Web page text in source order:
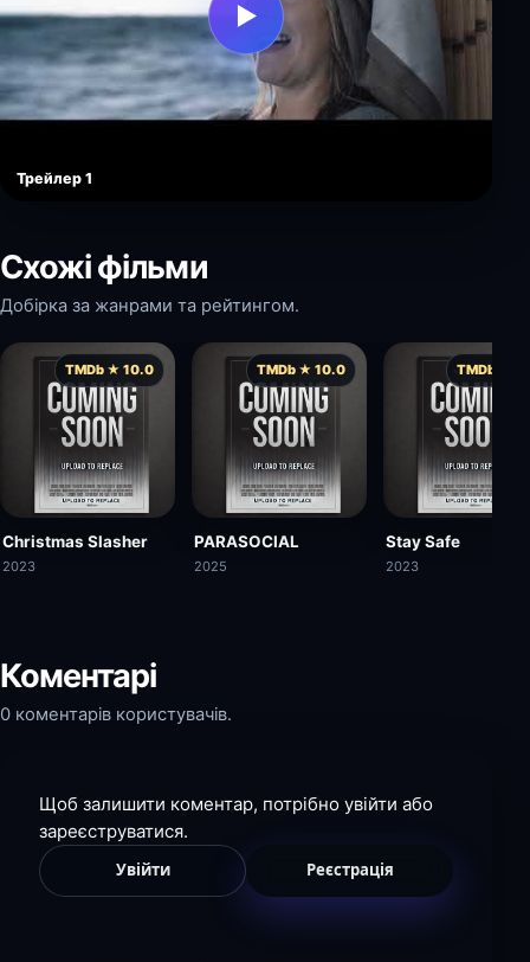
▶
Трейлер 1
Схожі фільми
Добірка за жанрами та рейтингом.
TMDb ★ 10.0
Christmas Slasher
2023
TMDb ★ 10.0
PARASOCIAL
2025
TMDb ★
Stay Safe
2023
Коментарі
0 коментарів користувачів.
Щоб залишити коментар, потрібно увійти або
зареєструватися.
Увійти Реєстрація